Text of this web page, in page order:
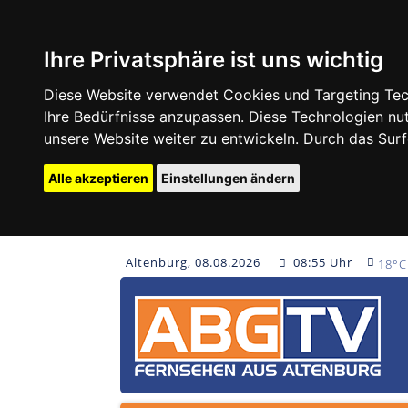
Ihre Privatsphäre ist uns wichtig
Diese Website verwendet Cookies und Targeting
Ihre Bedürfnisse anzupassen. Diese Technologien
unsere Website weiter zu entwickeln. Durch das
Alle akzeptieren Einstellungen ändern
Altenburg, 08.08.2026 08:55 Uhr 18°C